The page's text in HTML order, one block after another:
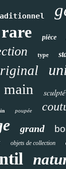
rare pièce
type
main sculpté
poupée
grand
objets de collection